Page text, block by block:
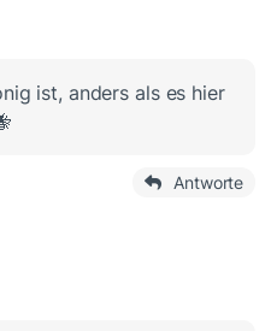
ist, anders als es hier
Antworte